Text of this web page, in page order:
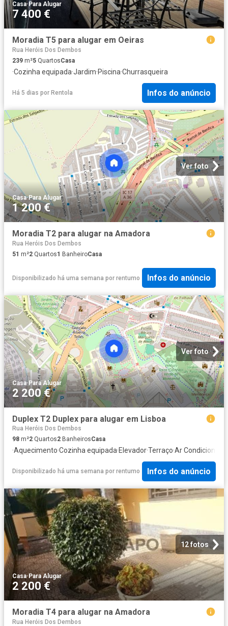
Casa·Para Alugar
7 400 €
Moradia T5 para alugar em Oeiras
Rua Heróis Dos Dembos
239 m²5 QuartosCasa
·Cozinha equipada·Jardim·Piscina·Churrasqueira
Há 5 dias por Rentola Infos do anúncio
Ver foto
Casa·Para Alugar
1 200 €
Moradia T2 para alugar na Amadora
Rua Heróis Dos Dembos
51 m²2 Quartos1 BanheiroCasa
Disponibilizado há uma semana por rentumo Infos do anúncio
Ver foto
Casa·Para Alugar
2 200 €
Duplex T2 Duplex para alugar em Lisboa
Rua Heróis Dos Dembos
98 m²2 Quartos2 BanheirosCasa
·Aquecimento·Cozinha equipada·Elevador·Terraço·Ar Condicionado
Disponibilizado há uma semana por rentumo Infos do anúncio
12 fotos
Casa· Para Alugar
2 200 €
Moradia T4 para alugar na Amadora
Rua Heróis Dos Dembos